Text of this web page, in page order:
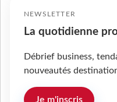
NEWSLETTER
La quotidienne
Débrief business,
nouveautés
Je m'inscris